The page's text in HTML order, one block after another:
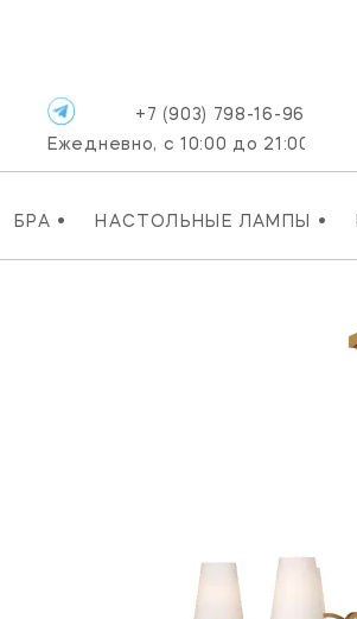
БРА • НАСТОЛЬНЫЕ ЛАМПЫ •
+7 (903) 798-16-96
Ежедневно, с 10:00 до 21:00